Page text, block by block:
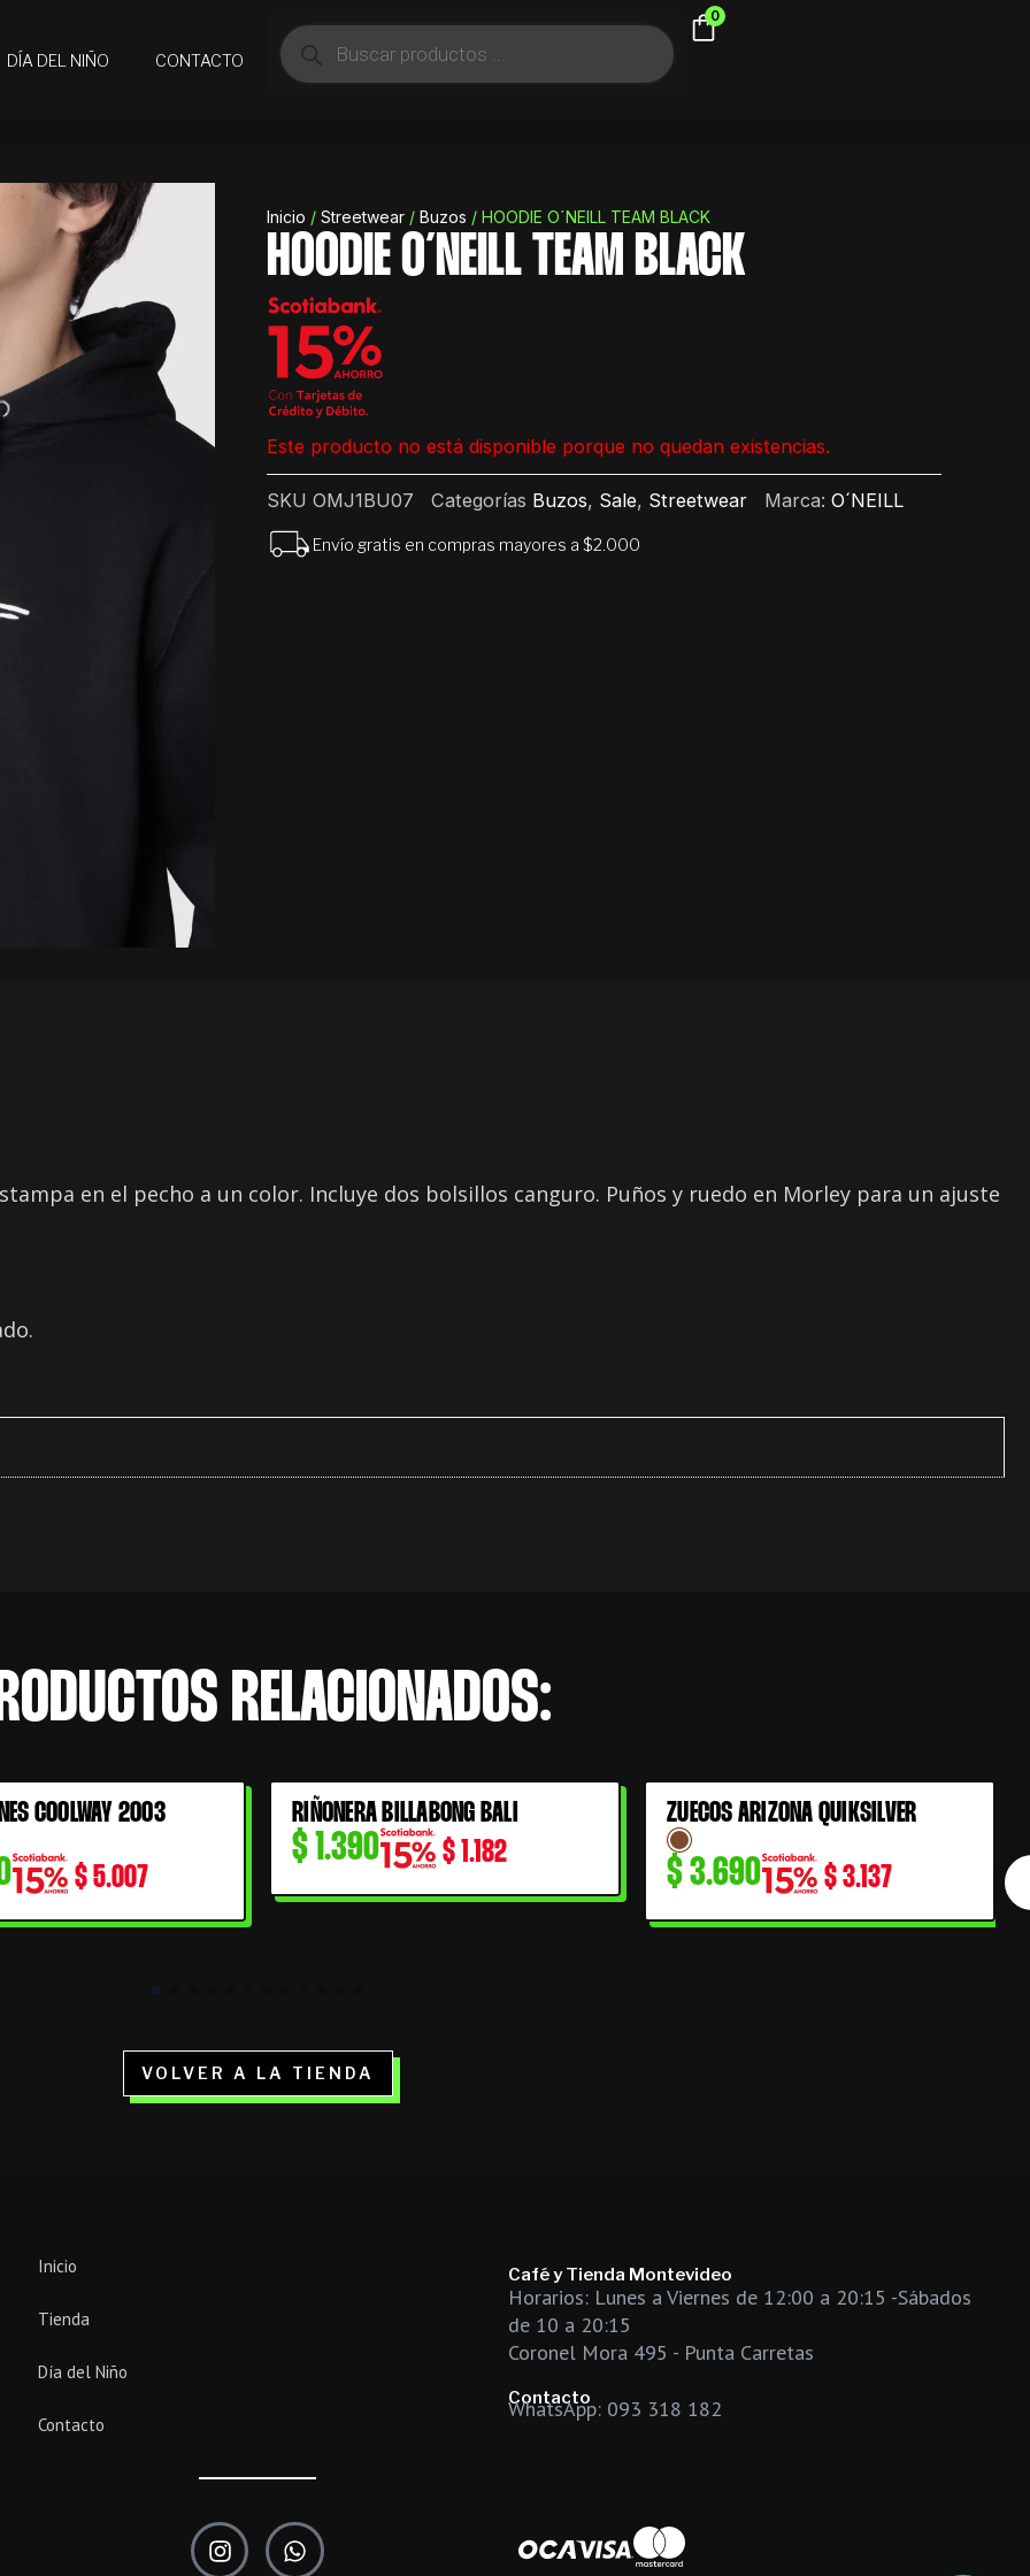
DÍA DEL NIÑO CONTACTO
Búsqueda
de
productos
0
Inicio / Streetwear/ Buzos / HOODIE O´NEILL TEAM BLACK
HOODIE O´NEILL TEAM BLACK
Este producto no está disponible porque no quedan existencias.
SKU OMJ1BU07 Categorías Buzos, Sale, Streetwear Marca: O´NEILL
Envío gratis en compras mayores a $2.000
en el pecho a un color. Incluye dos bolsillos canguro. Puños y ruedo en Morley para un ajuste
RELACIONADOS:
COOLWAY 2003
$5.007
RIÑONERA BILLABONG BALI
$1.390 $1.182
ZUECOS ARIZONA QUIKSILVER
$3.690 $3.137
VOLVER A LA TIENDA
Inicio
Tienda
Día del Niño
Contacto
Café y Tienda Montevideo
Horarios: Lunes a Viernes de 12:00 a 20:15 -Sábados
de 10 a 20:15
Coronel Mora 495 - Punta Carretas
Contacto
WhatsApp: 093 318 182
I
n
W
h